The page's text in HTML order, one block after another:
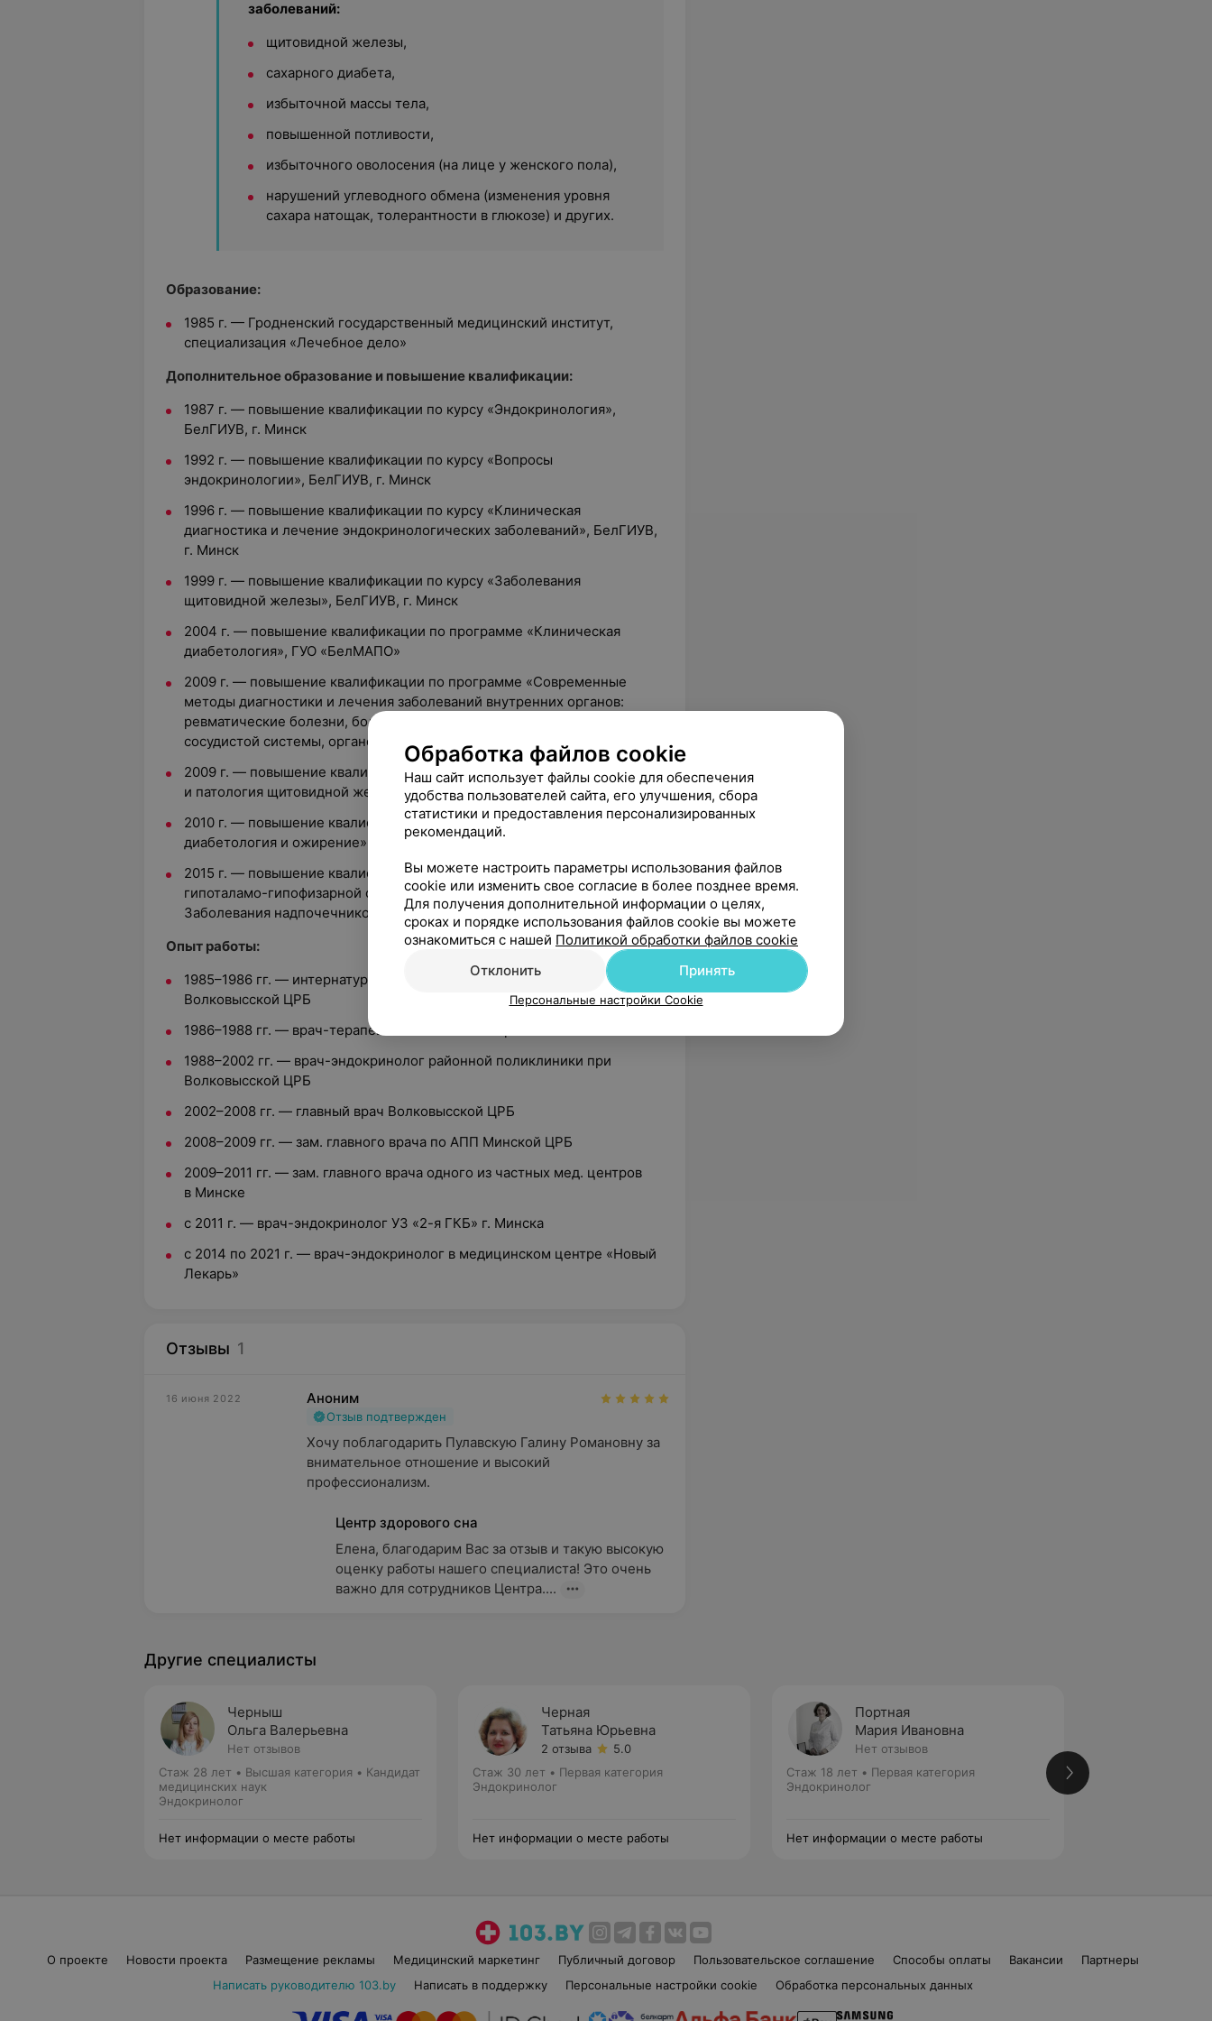
заболеваний:
щитовидной железы,
сахарного диабета,
избыточной массы тела,
повышенной потливости,
избыточного оволосения (на лице у женского пола),
нарушений углеводного обмена (изменения уровня
сахара натощак, толерантности в глюкозе) и других.
Образование:
1985 г. — Гродненский государственный медицинский институт,
специализация «Лечебное дело»
Дополнительное образование и повышение квалификации:
1987 г. — повышение квалификации по курсу «Эндокринология»,
БелГИУВ, г. Минск
1992 г. — повышение квалификации по курсу «Вопросы
эндокринологии», БелГИУВ, г. Минск
1996 г. — повышение квалификации по курсу «Клиническая
диагностика и лечение эндокринологических заболеваний», БелГИУВ,
г. Минск
1999 г. — повышение квалификации по курсу «Заболевания
щитовидной железы», БелГИУВ, г. Минск
2004 г. — повышение квалификации по программе «Клиническая
диабетология», ГУО «БелМАПО»
2009 г. — повышение квалификации по программе «Современные
методы диагностики и лечения заболеваний внутренних органов:
ревматические болезни, болезни органов пищеварения, сердечно-
сосудистой системы, органов дыхания», ГУО «БелМАПО»
2009 г. — повышение квалификации по программе «Сахарный диабет
и патология щитовидной железы у детей», ГУО «БелМАПО»
2010 г. — повышение квалификации по программе «Клиническая
диабетология и ожирение», ГУО «БелМАПО»
2015 г. — повышение квалификации по программе «Заболевания
гипоталамо-гипофизарной области: современные лечебные подходы.
Заболевания надпочечников и половых желез», ГУО «БелМАПО»
Опыт работы:
1985–1986 гг. — интернатура по специальности «Терапия» на базе
Волковысской ЦРБ
1986–1988 гг. — врач-терапевт в Волковысской районной поликлинике
1988–2002 гг. — врач-эндокринолог районной поликлиники при
Волковысской ЦРБ
2002–2008 гг. — главный врач Волковысской ЦРБ
2008–2009 гг. — зам. главного врача по АПП Минской ЦРБ
2009–2011 гг. — зам. главного врача одного из частных мед. центров
в Минске
с 2011 г. — врач-эндокринолог УЗ «2-я ГКБ» г. Минска
с 2014 по 2021 г. — врач-эндокринолог в медицинском центре «Новый
Лекарь»
Отзывы 1
16 июня 2022 Аноним
Отзыв подтвержден
Хочу поблагодарить Пулавскую Галину Романовну за
внимательное отношение и высокий
профессионализм.
Центр здорового сна
Елена, благодарим Вас за отзыв и такую высокую
оценку работы нашего специалиста! Это очень
важно для сотрудников Центра....
Другие специалисты
Черныш
Ольга Валерьевна
Нет отзывов
Стаж 28 лет • Высшая категория • Кандидат
медицинских наук
Эндокринолог
Нет информации о месте работы
Черная
Татьяна Юрьевна
2 отзыва
5.0
Стаж 30 лет • Первая категория
Эндокринолог
Нет информации о месте работы
Портная
Мария Ивановна
Нет отзывов
Стаж 18 лет • Первая категория
Эндокринолог
Нет информации о месте работы
О проекте Новости проекта Размещение рекламы Медицинский маркетинг Публичный договор Пользовательское соглашение Способы оплаты Вакансии
Партнеры
Написать руководителю 103.by
Написать в поддержку Персональные настройки cookie Обработка персональных данных
Обработка файлов cookie
Наш сайт использует файлы cookie для обеспечения
удобства пользователей сайта, его улучшения, сбора
статистики и предоставления персонализированных
рекомендаций.
Вы можете настроить параметры использования файлов
cookie или изменить свое согласие в более позднее время.
Для получения дополнительной информации о целях,
сроках и порядке использования файлов cookie вы можете
ознакомиться с нашей Политикой обработки файлов cookie
Отклонить
Принять
Персональные настройки Cookie